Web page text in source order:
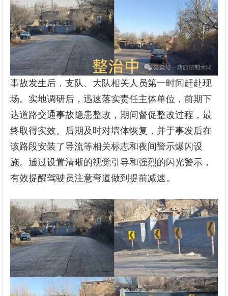
事故发生后，支队、大队相关人员第一时间赶赴现
场。实地调研后，迅速落实责任主体单位，前期下
达道路交通事故隐患整改，期间督促整改过程，最
终取得实效。后期及时对墙体恢复，并于事发后在
该路段安装了导流等相关标志和夜间警示爆闪设
施。通过设置清晰的视觉引导和强烈的闪光警示，
有效提醒驾驶员注意弯道做到提前减速。